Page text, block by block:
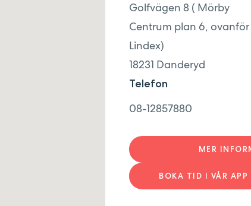
Golfvägen 8 ( Mörby
Centrum plan 6, ovanför
Lindex)
18231 Danderyd
Telefon
08-12857880
MER
BOKA TID I VÅR APP